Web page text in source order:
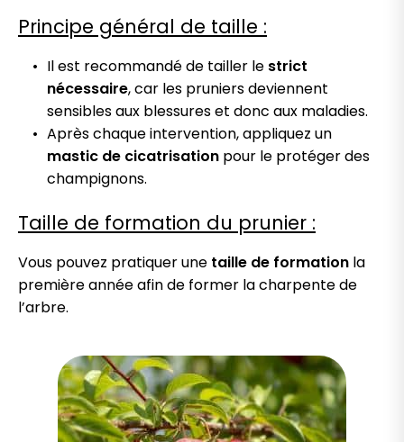
Principe général de taille :
Il est recommandé de tailler le strict
nécessaire, car les pruniers deviennent
sensibles aux blessures et donc aux maladies.
Après chaque intervention, appliquez un
mastic de cicatrisation pour le protéger des
champignons.
Taille de formation du prunier :
Vous pouvez pratiquer une taille de formation la
première année afin de former la charpente de
l’arbre.